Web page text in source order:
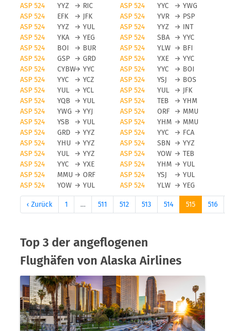
ASP 524
YYZ → RIC ASP 524 YYC → YWG
ASP 524
EFK → JFK ASP 524 YVR → PSP
ASP 524
YYZ → YUL ASP 524 YYZ → INT
ASP 524
YKA → YEG ASP 524 SBA → YYC
ASP 524
BOI → BUR ASP 524 YLW → BFI
ASP 524
GSP → GRD ASP 524 YXE → YYC
ASP 524
CYBW→ YYC ASP 524 YYC → BOI
ASP 524
YYC → YCZ ASP 524 YSJ → BOS
ASP 524
YUL → YCL ASP 524 YUL → JFK
ASP 524
YQB → YUL ASP 524 TEB → YHM
ASP 524
YWG → YYJ ASP 524 ORF → MMU
ASP 524
YSB → YUL ASP 524 YHM → MMU
ASP 524
GRD → YYZ ASP 524 YYC → FCA
ASP 524
YHU → YYZ ASP 524 SBN → YYZ
ASP 524
YUL → YYZ ASP 524 YOW → TEB
ASP 524
YYC → YXE ASP 524 YHM → YUL
ASP 524
MMU → ORF ASP 524 YSJ → YUL
ASP 524
YOW → YUL ASP 524 YLW → YEG
‹ Zurück 1 … 511 512 513 514 515 516
Top 3 der angeflogenen
Flughäfen von Alaska Airlines